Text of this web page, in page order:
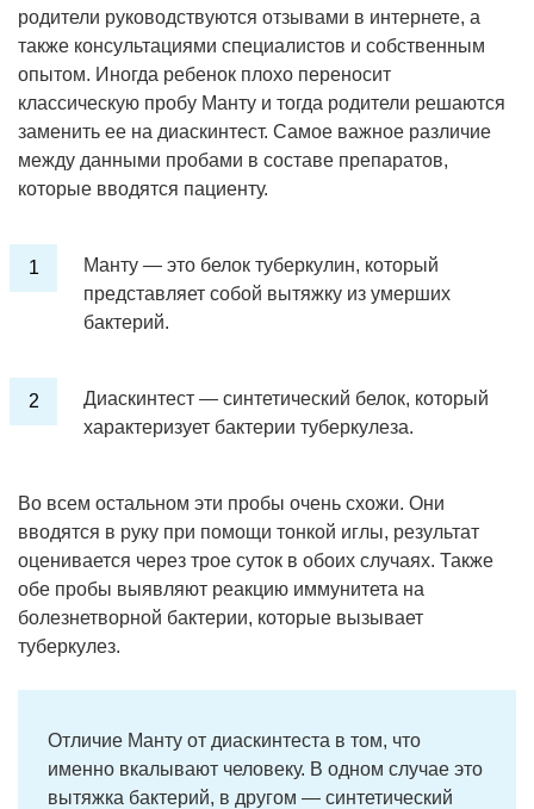
родители руководствуются отзывами в интернете, а
также консультациями специалистов и собственным
опытом. Иногда ребенок плохо переносит
классическую пробу Манту и тогда родители решаются
заменить ее на диаскинтест. Самое важное различие
между данными пробами в составе препаратов,
которые вводятся пациенту.
Манту — это белок туберкулин, который
представляет собой вытяжку из умерших
бактерий.
Диаскинтест — синтетический белок, который
характеризует бактерии туберкулеза.
Во всем остальном эти пробы очень схожи. Они
вводятся в руку при помощи тонкой иглы, результат
оценивается через трое суток в обоих случаях. Также
обе пробы выявляют реакцию иммунитета на
болезнетворной бактерии, которые вызывает
туберкулез.
Отличие Манту от диаскинтеста в том, что
именно вкалывают человеку. В одном случае это
вытяжка бактерий, в другом — синтетический